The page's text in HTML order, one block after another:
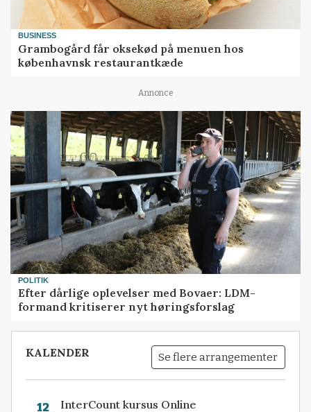
BUSINESS
Grambogård får oksekød på menuen hos
københavnsk restaurantkæde
Annonce
POLITIK
Efter dårlige oplevelser med Bovaer: LDM-
formand kritiserer nyt høringsforslag
KALENDER Se flere arrangementer
12 InterCount kursus Online